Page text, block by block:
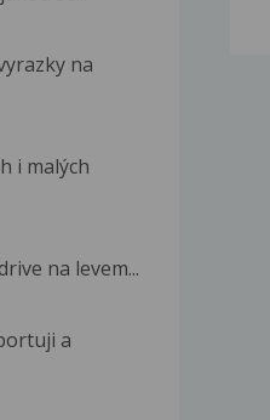
na
i malých
na levem...
a